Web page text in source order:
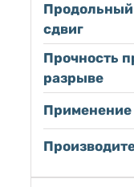
Продольный
сдвиг
Прочность
разрыве
Применение